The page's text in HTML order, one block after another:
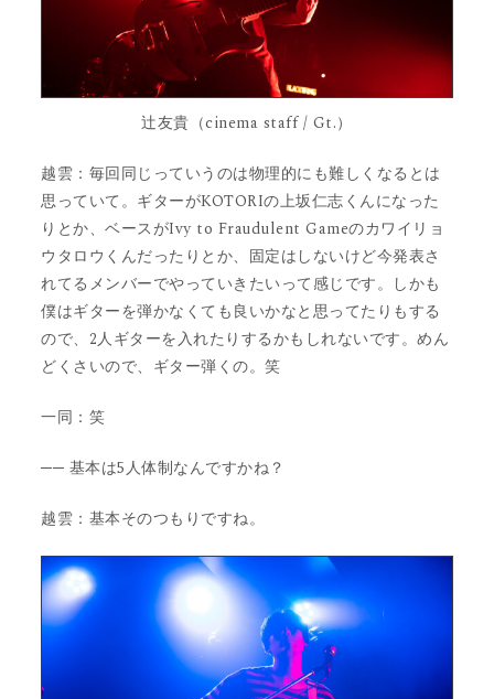
辻友貴（cinema staff / Gt.）
越雲：毎回同じっていうのは物理的にも難しくなるとは
思っていて。ギターがKOTORIの​​上坂仁志くんになった
りとか、ベースがIvy to Fraudulent Gameのカワイリョ
ウタロウくんだったりとか、固定はしないけど今発表さ
れてるメンバーでやっていきたいって感じです。しかも
僕はギターを弾かなくても良いかなと思ってたりもする
ので、2人ギターを入れたりするかもしれないです。めん
どくさいので、ギター弾くの。笑
一同：笑
── 基本は5人体制なんですかね？
越雲：基本そのつもりですね。